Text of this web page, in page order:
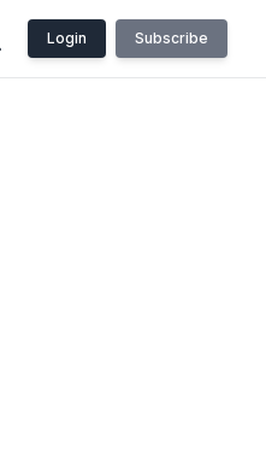
Login Subscribe